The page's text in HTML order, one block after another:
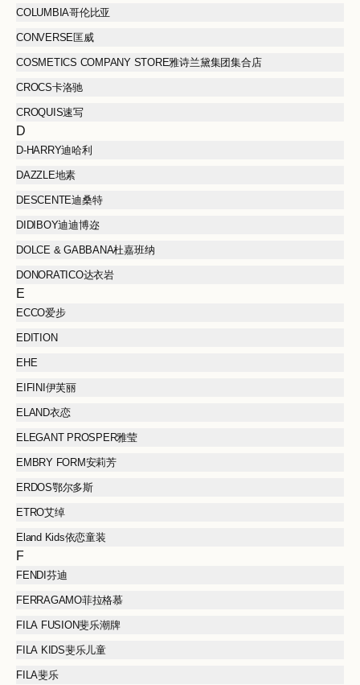
COLUMBIA哥伦比亚
CONVERSE匡威
COSMETICS COMPANY STORE雅诗兰黛集团集合店
CROCS卡洛驰
CROQUIS速写
D
D-HARRY迪哈利
DAZZLE地素
DESCENTE迪桑特
DIDIBOY迪迪博迩
DOLCE & GABBANA杜嘉班纳
DONORATICO达衣岩
E
ECCO爱步
EDITION
EHE
EIFINI伊芙丽
ELAND衣恋
ELEGANT PROSPER雅莹
EMBRY FORM安莉芳
ERDOS鄂尔多斯
ETRO艾绰
Eland Kids依恋童装
F
FENDI芬迪
FERRAGAMO菲拉格慕
FILA FUSION斐乐潮牌
FILA KIDS斐乐儿童
FILA斐乐